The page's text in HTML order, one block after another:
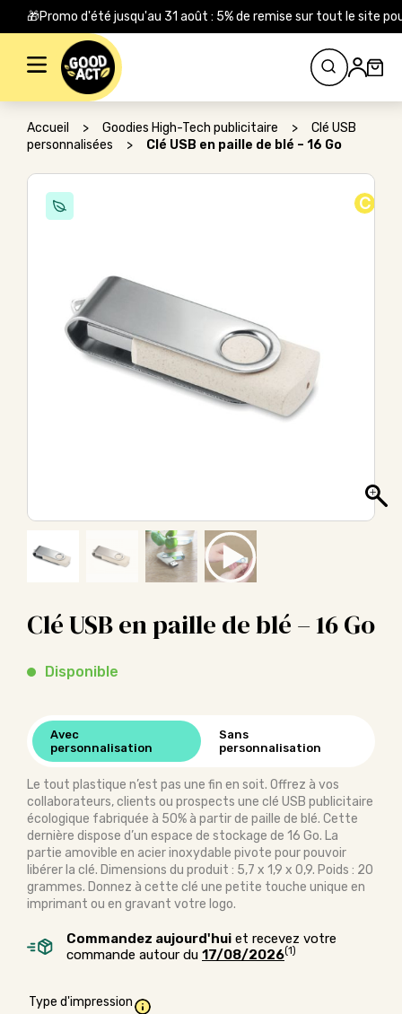
🎁Promo d'été jusqu'au 31 août : 5% de remise sur tout le site
Rechercher :
Accueil > Goodies High-Tech publicitaire >
Clé USB
personnalisées
> Clé USB en paille de blé – 16 Go
C
Clé USB en paille de blé – 16 Go
Disponible
Avec
personnalisation
Sans
personnalisation
Le tout plastique n’est pas une fin en soit. Offrez à vos
collaborateurs, clients ou prospects une clé USB publicitaire
écologique fabriquée à 50% à partir de paille de blé. Cette
dernière dispose d’un espace de stockage de 16 Go. La
partie amovible en acier inoxydable pivote pour pouvoir
libérer la clé. Dimensions du produit : 5,7 x 1,9 x 0,9. Poids : 20
grammes. Donnez à cette clé une petite touche unique en
imprimant ou en gravant votre logo.
Commandez aujourd'hui et recevez votre
commande autour du 17/08/2026(1)
Type d'impression